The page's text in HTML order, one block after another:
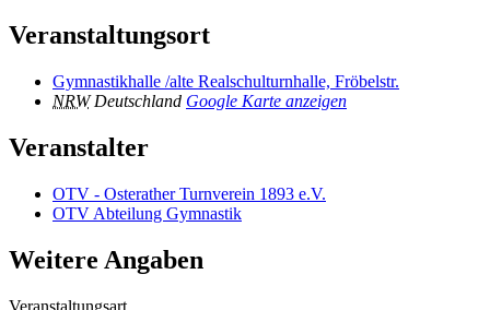
Veranstaltungsort
Gymnastikhalle /alte Realschulturnhalle, Fröbelstr.
NRW Deutschland Google Karte anzeigen
Veranstalter
OTV - Osterather Turnverein 1893 e.V.
OTV Abteilung Gymnastik
Weitere Angaben
Veranstaltungsart